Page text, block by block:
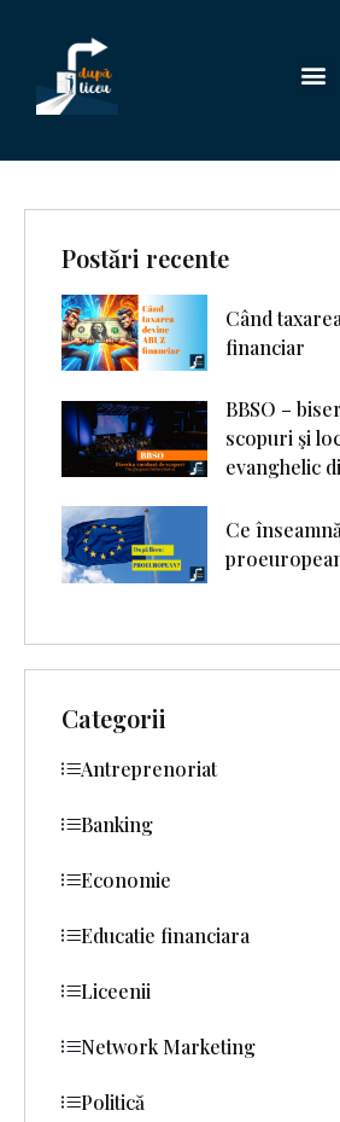
Postări recente
Când
financiar
BBSO –
scopuri şi
evanghelic
Ce
Categorii
Antreprenoriat
Banking
Economie
Educatie financiara
Liceenii
Network Marketing
Politică